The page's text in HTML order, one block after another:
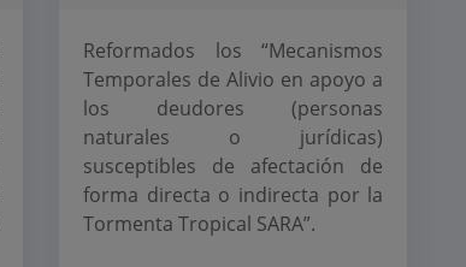
Reformados los “Mecanismos
Temporales de Alivio en apoyo a
los deudores (personas
naturales o jurídicas)
susceptibles de afectación de
forma directa o indirecta por la
Tormenta Tropical SARA”.